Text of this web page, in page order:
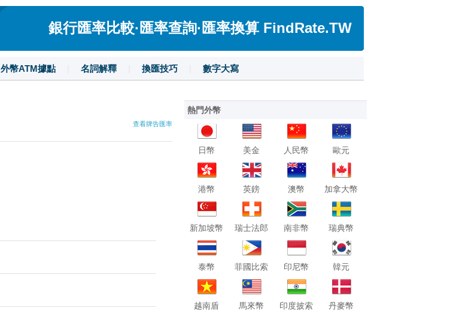
銀行匯率比較·匯率查詢·匯率換算 FindRate.TW
外幣ATM據點 名詞解釋 換匯技巧 數字大寫
查看牌告匯率
熱門外幣
日幣 美金 人民幣 歐元
港幣 英鎊 澳幣 加拿大幣
新加坡幣 瑞士法郎 南非幣 瑞典幣
泰幣 菲國比索 印尼幣 韓元
越南盾 馬來幣 印度披索 丹麥幣